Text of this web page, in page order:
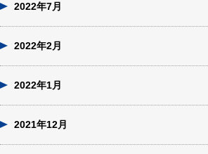
2022年7月
2022年2月
2022年1月
2021年12月